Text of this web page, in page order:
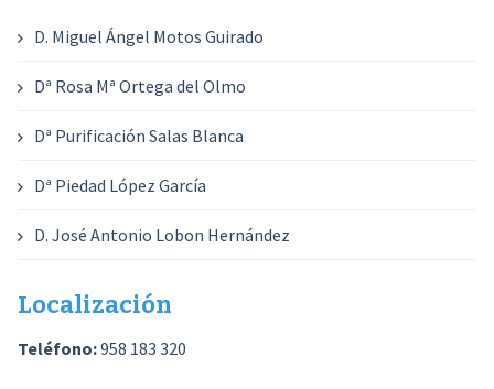
D. Miguel Ángel Motos Guirado
Dª Rosa Mª Ortega del Olmo
Dª Purificación Salas Blanca
Dª Piedad López García
D. José Antonio Lobon Hernández
Localización
Teléfono:958 183 320